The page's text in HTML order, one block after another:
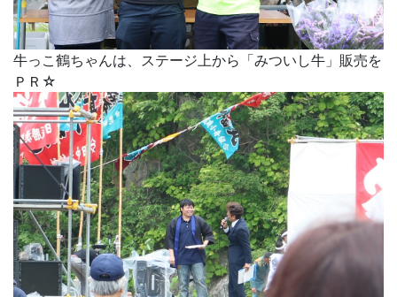
牛っこ鶴ちゃんは、ステージ上から「みついし牛」販売を
ＰＲ☆